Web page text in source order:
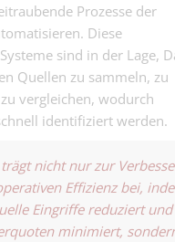
Prozesse der
Diese
sind in der Lage,
Quellen zu sammeln, zu
vergleichen, wodurch
identifiziert werden.
trägt nicht nur zur
Effizienz bei,
Eingriffe reduziert und
minimiert,